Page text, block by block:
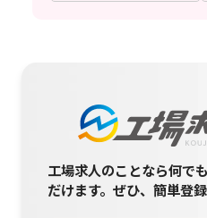
工場求人のことなら何で
だけます。ぜひ、簡単登